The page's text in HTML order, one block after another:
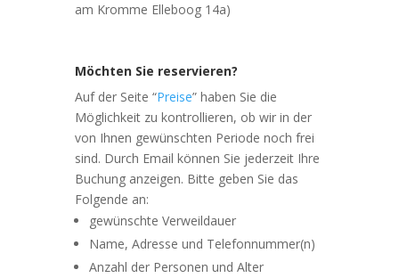
am Kromme Elleboog 14a)
Möchten Sie reservieren?
Auf der Seite “Preise” haben Sie die
Möglichkeit zu kontrollieren, ob wir in der
von Ihnen gewünschten Periode noch frei
sind. Durch Email können Sie jederzeit Ihre
Buchung anzeigen. Bitte geben Sie das
Folgende an:
gewünschte Verweildauer
Name, Adresse und Telefonnummer(n)
Anzahl der Personen und Alter